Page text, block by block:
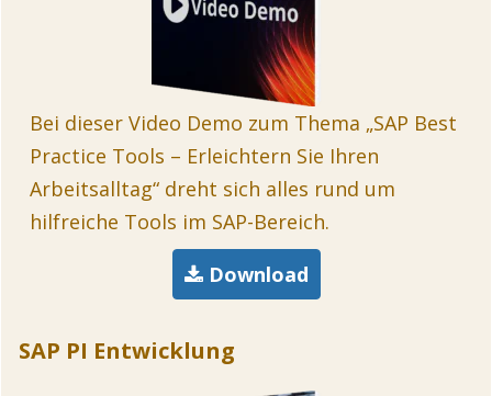
Bei dieser Video Demo zum Thema „SAP Best
Practice Tools – Erleichtern Sie Ihren
Arbeitsalltag“ dreht sich alles rund um
hilfreiche Tools im SAP-Bereich.
Download
SAP PI Entwicklung